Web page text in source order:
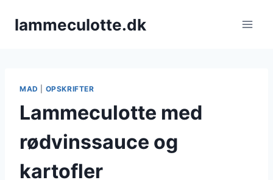
lammeculotte.dk
MAD OPSKRIFTER
Lammeculotte med
rødvinssauce og
kartofler